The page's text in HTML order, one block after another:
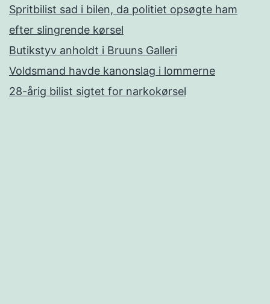
Spritbilist sad i bilen, da politiet opsøgte ham
efter slingrende kørsel
Butikstyv anholdt i Bruuns Galleri
Voldsmand havde kanonslag i lommerne
28-årig bilist sigtet for narkokørsel